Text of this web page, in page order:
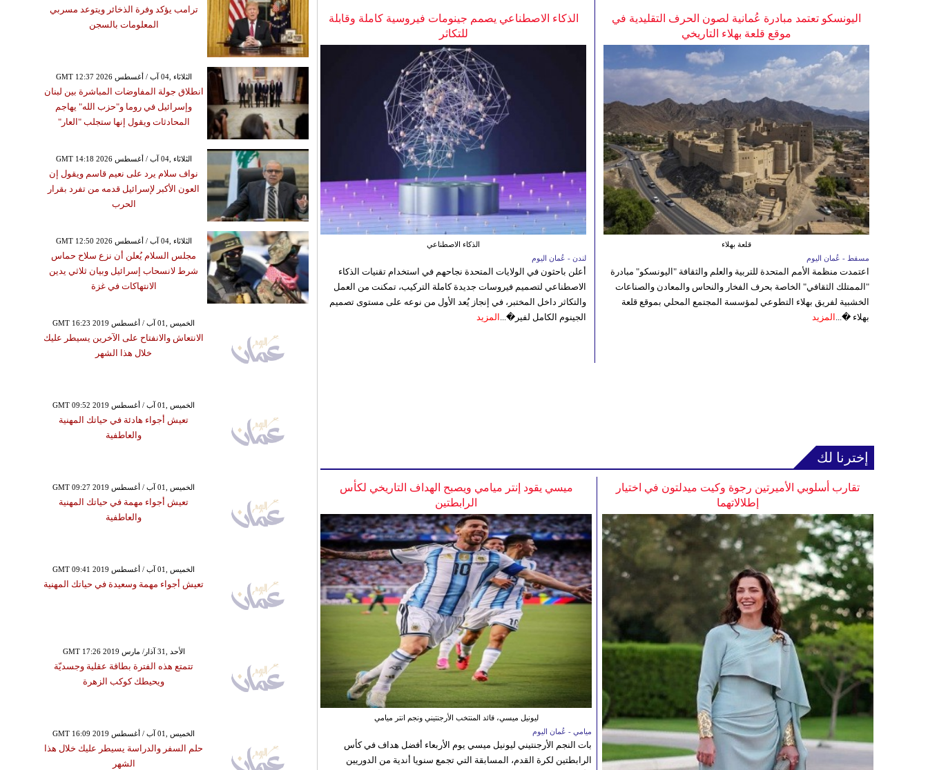
الذكاء الاصطناعي يصمم جينومات فيروسية كاملة وقابلة
للتكاثر
الذكاء الاصطناعي
لندن - عُمان اليوم
أعلن باحثون في الولايات المتحدة نجاحهم في استخدام تقنيات الذكاء
الاصطناعي لتصميم فيروسات جديدة كاملة التركيب، تمكنت من العمل
والتكاثر داخل المختبر، في إنجاز يُعد الأول من نوعه على مستوى تصميم
الجينوم الكامل لفير�... المزيد
اليونسكو تعتمد مبادرة عُمانية لصون الحرف التقليدية في
موقع قلعة بهلاء التاريخي
قلعة بهلاء
مسقط - عُمان اليوم
اعتمدت منظمة الأمم المتحدة للتربية والعلم والثقافة "اليونسكو" مبادرة
"الممتلك الثقافي" الخاصة بحرف الفخار والنحاس والمعادن والصناعات
الخشبية لفريق بهلاء التطوعي لمؤسسة المجتمع المحلي بموقع قلعة
بهلاء �... المزيد
إخترنا لك
ميسي يقود إنتر ميامي ويصبح الهداف التاريخي لكأس
الرابطتين
ليونيل ميسي، قائد المنتخب الأرجنتيني ونجم انتر ميامي
ميامي - عُمان اليوم
بات النجم الأرجنتيني ليونيل ميسي يوم الأربعاء أفضل هداف في كأس
الرابطتين لكرة القدم، المسابقة التي تجمع سنويا أندية من الدوريين
تقارب أسلوبي الأميرتين رجوة وكيت ميدلتون في اختيار
إطلالاتهما
ترامب يؤكد وفرة الذخائر ويتوعد مسربي
المعلومات بالسجن
GMT 12:37 2026 الثلاثاء ,04 آب / أغسطس
انطلاق جولة المفاوضات المباشرة بين لبنان
وإسرائيل في روما و"حزب الله" يهاجم
المحادثات ويقول إنها ستجلب "العار"
GMT 14:18 2026 الثلاثاء ,04 آب / أغسطس
نواف سلام يرد على نعيم قاسم ويقول إن
العون الأكبر لإسرائيل قدمه من تفرد بقرار
الحرب
GMT 12:50 2026 الثلاثاء ,04 آب / أغسطس
مجلس السلام يُعلن أن نزع سلاح حماس
شرط لانسحاب إسرائيل وبيان ثلاثي يدين
الانتهاكات في غزة
GMT 16:23 2019 الخميس ,01 آب / أغسطس
الانتعاش والانفتاح على الآخرين يسيطر عليك
خلال هذا الشهر
GMT 09:52 2019 الخميس ,01 آب / أغسطس
تعيش أجواء هادئة في حياتك المهنية
والعاطفية
GMT 09:27 2019 الخميس ,01 آب / أغسطس
تعيش أجواء مهمة في حياتك المهنية
والعاطفية
GMT 09:41 2019 الخميس ,01 آب / أغسطس
تعيش أجواء مهمة وسعيدة في حياتك المهنية
GMT 17:26 2019 الأحد ,31 آذار/ مارس
تتمتع هذه الفترة بطاقة عقلية وجسديّة
ويحيطك كوكب الزهرة
GMT 16:09 2019 الخميس ,01 آب / أغسطس
حلم السفر والدراسة يسيطر عليك خلال هذا
الشهر